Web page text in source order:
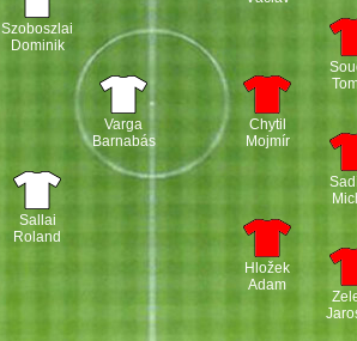
Szoboszlai
Dominik
Sallai
Roland
Varga
Barnabás
Hložek
Adam
Chytil
Mojmír